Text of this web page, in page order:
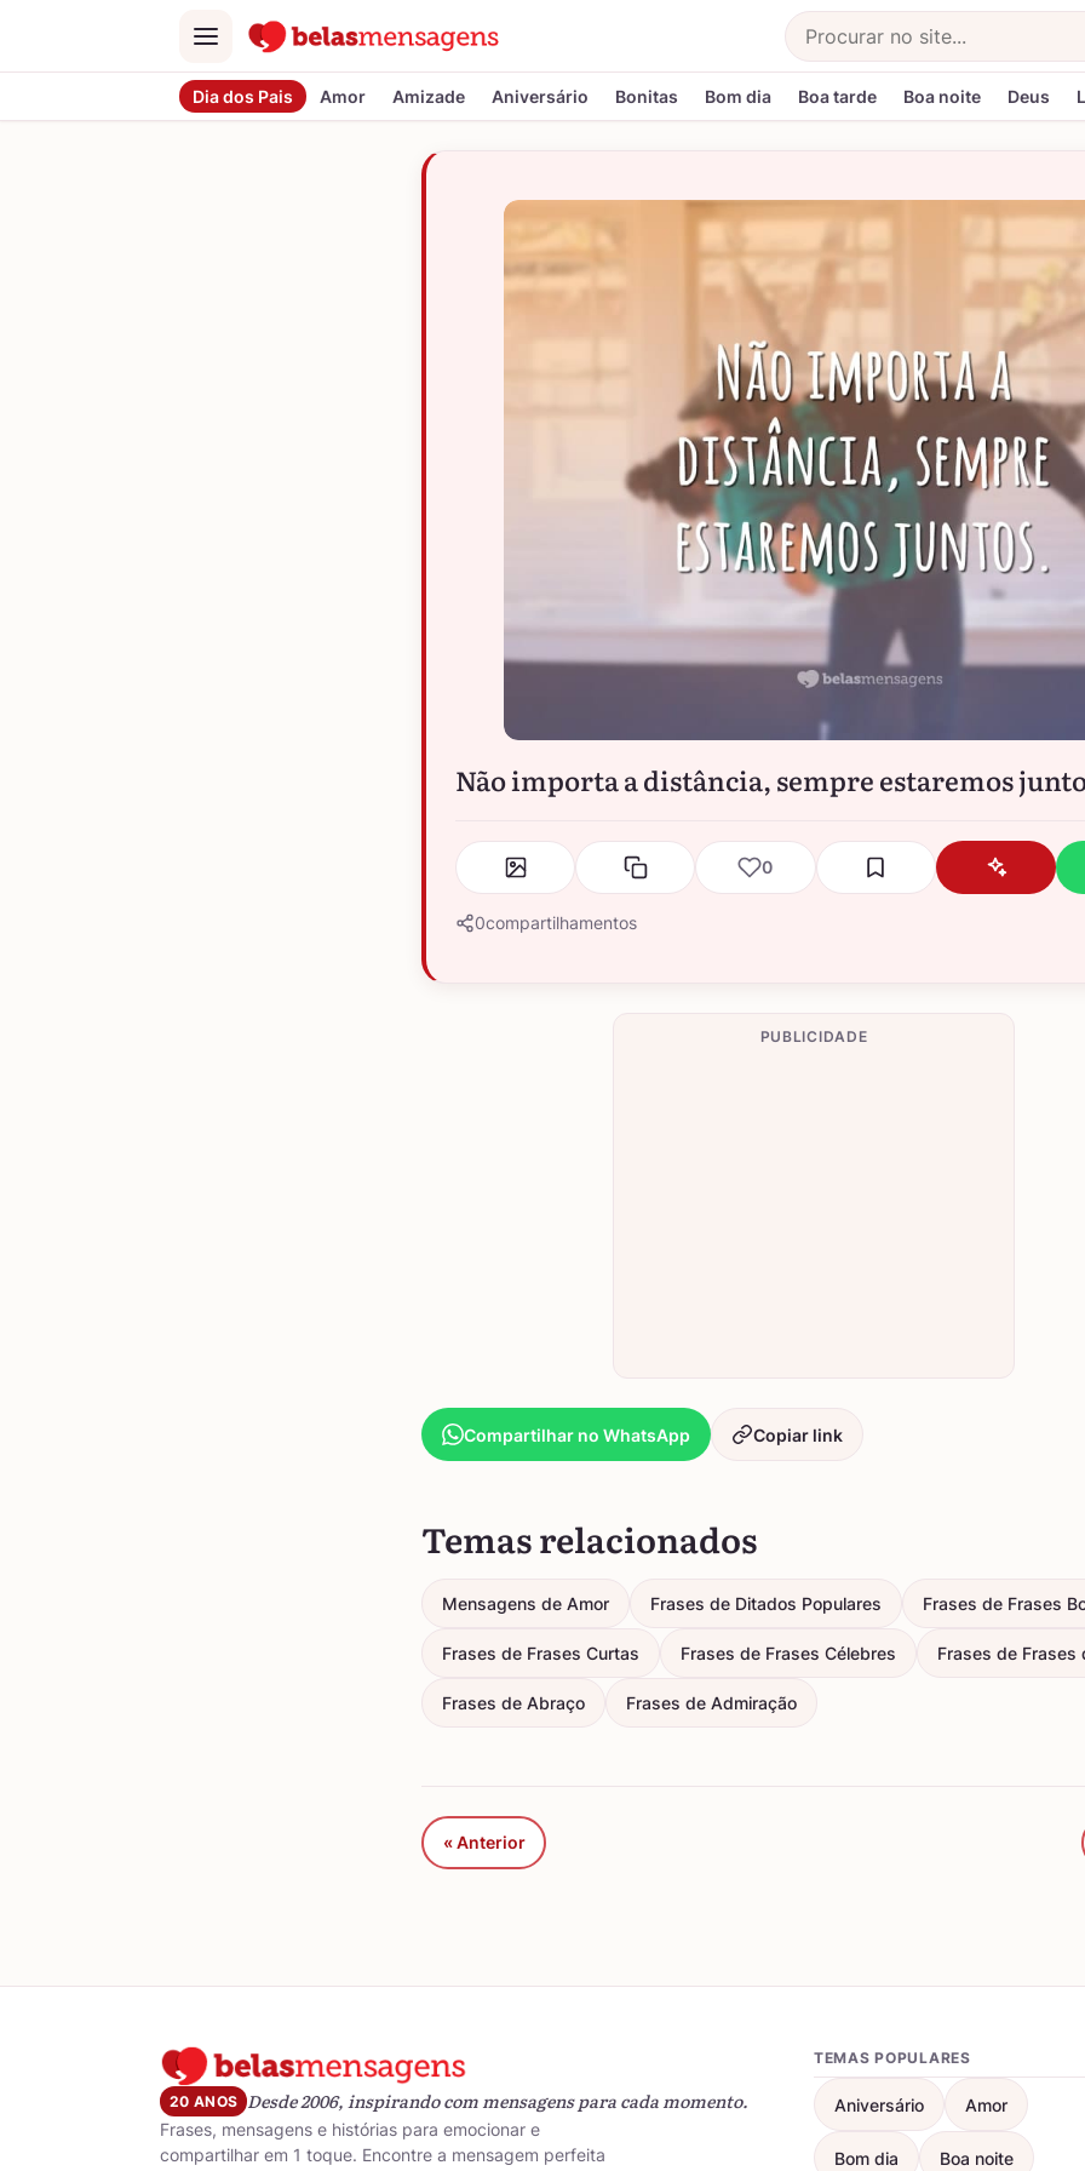
Menu
Buscar
Dia dos Pais Amor Amizade Aniversário Bonitas Bom dia Boa tarde Boa noite Deus
Não importa a distância, sempre estaremos
0
0compartilhamentos
PUBLICIDADE
Compartilhar no WhatsApp Copiar link
Temas relacionados
Mensagens de Amor Frases de Ditados Populares Frases de Frases
Frases de Frases Curtas Frases de Frases Célebres Frases de Frases
Frases de Abraço Frases de Admiração
« Anterior
20 ANOS Desde 2006, inspirando com mensagens para cada momento.
Frases, mensagens e histórias para emocionar e
compartilhar em 1 toque. Encontre a mensagem perfeita
TEMAS POPULARES
Aniversário Amor
Bom dia Boa noite